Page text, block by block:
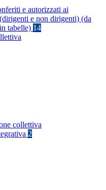
e autorizzati ai
e non dirigenti) (da
tabelle) 14
collettiva
2